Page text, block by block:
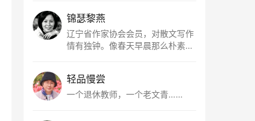
根所在，我用文字慢慢认识你、慢
慢熟悉你。
锦瑟黎燕
辽宁省作家协会会员，对散文写作
情有独钟。像春天早晨那么朴素，
轻品慢尝
一个退休教师，一个老文青……